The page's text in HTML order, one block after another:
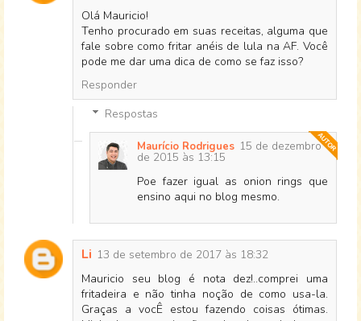
Olá Mauricio!
Tenho procurado em suas receitas, alguma que
fale sobre como fritar anéis de lula na AF. Você
pode me dar uma dica de como se faz isso?
Responder
Respostas
Maurício Rodrigues 15 de dezembro
de 2015 às 13:15
Poe fazer igual as onion rings que
ensino aqui no blog mesmo.
Li 13 de setembro de 2017 às 18:32
Mauricio seu blog é nota dez!..comprei uma
fritadeira e não tinha noção de como usa-la.
Graças a vocÊ estou fazendo coisas ótimas.